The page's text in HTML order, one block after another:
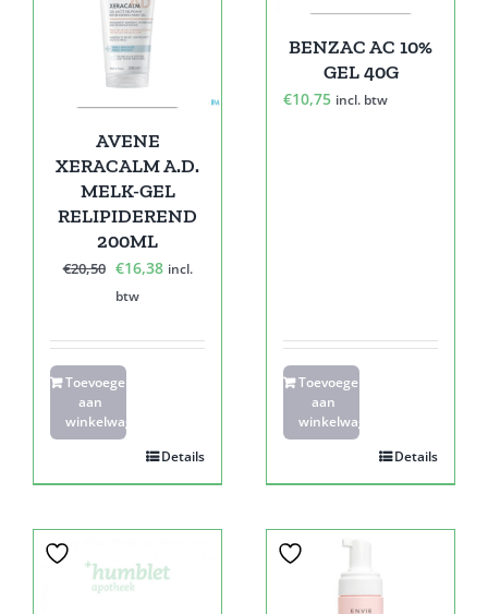
AVENE
XERACALM A.D.
MELK-GEL
RELIPIDEREND
200ML
€20,50 Oorspronkelijke
prijs
€20,50.
€16,38Huidige
€16,38.
incl.
btw
Toevoegen
aan
winkelwagen
Details
BENZAC AC 10%
GEL 40G
€10,75 incl. btw
Toevoegen
aan
winkelwagen
Details